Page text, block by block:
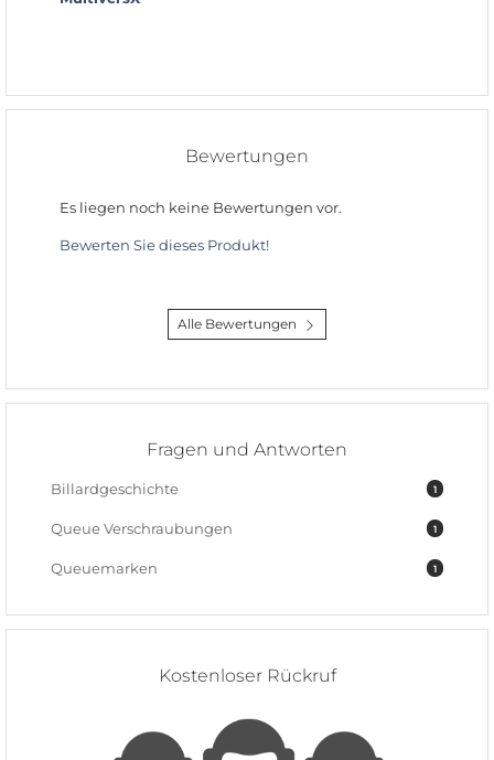
Bewertungen
Es liegen noch keine Bewertungen vor.
Bewerten Sie dieses Produkt!
Alle Bewertungen
Fragen und Antworten
1
Billardgeschichte
1
Queue Verschraubungen
1
Queuemarken
Kostenloser Rückruf